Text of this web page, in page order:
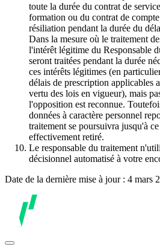
toute la durée du contrat de
formation ou du contrat de
résiliation pendant la durée du
Dans la mesure où le traitement
l'intérêt légitime du Responsable
seront traitées pendant la durée
ces intérêts légitimes (en
délais de prescription applicables
vertu des lois en vigueur), mais
l'opposition est reconnue.
données à caractère personnel
traitement se poursuivra jusqu'à
effectivement retiré.
Le responsable du traitement
décisionnel automatisé à votre
Date de la dernière mise à jour : 4 mars